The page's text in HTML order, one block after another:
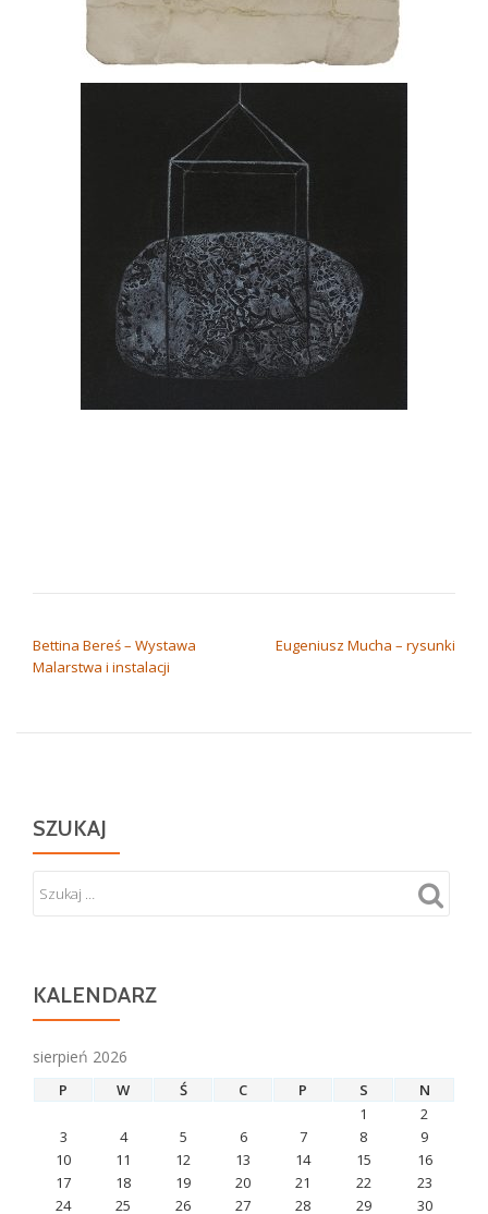
Bettina Bereś – Wystawa
Malarstwa i instalacji
Eugeniusz Mucha – rysunki
SZUKAJ
KALENDARZ
sierpień 2026
P W Ś C P S
N
1
2
3
4 5 6 7 8
9
10
11 12 13 14 15
16
17
18 19 20 21 22
23
24
25 26 27 28 29
30